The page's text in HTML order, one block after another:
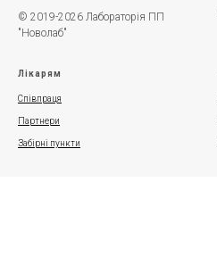
© 2019-2026 Лабораторія ПП
"Новолаб"
Лікарям
Співпраця
Партнери
Забірні пункти